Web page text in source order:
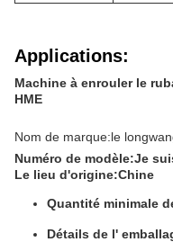
Applications:
Machine à enrouler le
HME
Nom de marque:le
Numéro de modèle:Je
Le lieu d'origine:Chine
Quantité minimale
Détails de l'